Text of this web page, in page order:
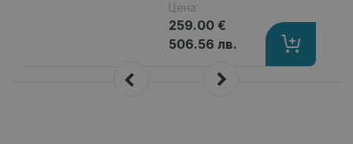
Цена:
259.00 €
506.56 лв.